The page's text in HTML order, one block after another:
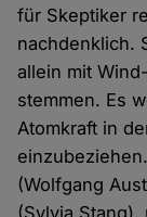
für Skeptiker
nachdenklich.
allein mit
stemmen. Es
Atomkraft in
(Wolfgang